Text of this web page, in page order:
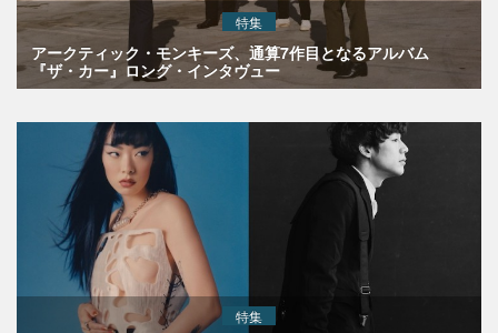
特集
アークティック・モンキーズ、通算7作目となるアルバム
『ザ・カー』ロング・インタヴュー
特集